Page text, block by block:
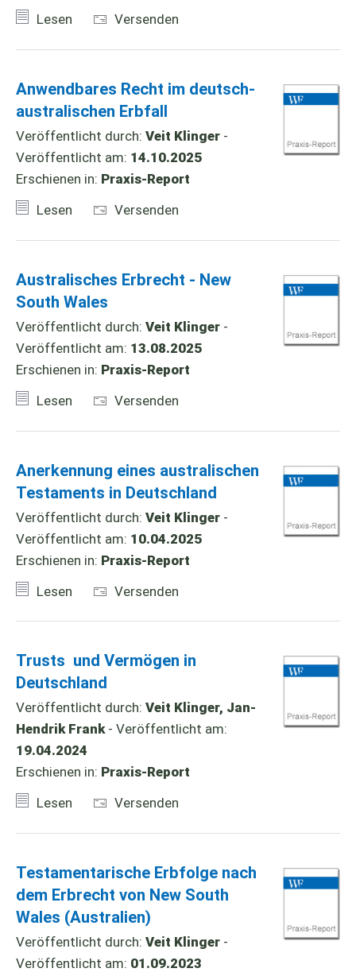
Lesen Versenden
Anwendbares Recht im deutsch-
australischen Erbfall
Veröffentlicht durch: Veit Klinger -
Veröffentlicht am: 14.10.2025
Erschienen in: Praxis-Report
Lesen
Versenden
Australisches Erbrecht - New
South Wales
Veröffentlicht durch: Veit Klinger -
Veröffentlicht am: 13.08.2025
Erschienen in: Praxis-Report
Lesen
Versenden
Anerkennung eines australischen
Testaments in Deutschland
Veröffentlicht durch: Veit Klinger -
Veröffentlicht am: 10.04.2025
Erschienen in: Praxis-Report
Lesen
Versenden
Trusts und Vermögen in
Deutschland
Veröffentlicht durch: Veit Klinger, Jan-
Hendrik Frank- Veröffentlicht am:
19.04.2024
Erschienen in: Praxis-Report
Lesen
Versenden
Testamentarische Erbfolge nach
dem Erbrecht von New South
Wales (Australien)
Veröffentlicht durch: Veit Klinger -
Veröffentlicht am: 01.09.2023